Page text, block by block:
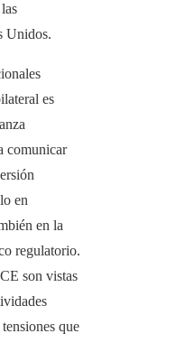
Unidos.
es
comunicar
en
en la
regulatorio.
son vistas
que